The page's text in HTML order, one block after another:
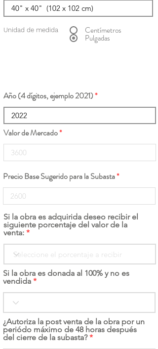
Unidad de medida Centímetros
Pulgadas
Año (4 dígitos, ejemplo 2021)
Valor de Mercado
Precio Base Sugerido para la Subasta
Si la obra es adquirida deseo recibir el
siguiente porcentaje del valor de la
venta:
Si la obra es donada al 100% y no es
vendida
¿Autoriza la post venta de la obra por un
periódo máximo de 48 horas después
del cierre de la subasta?